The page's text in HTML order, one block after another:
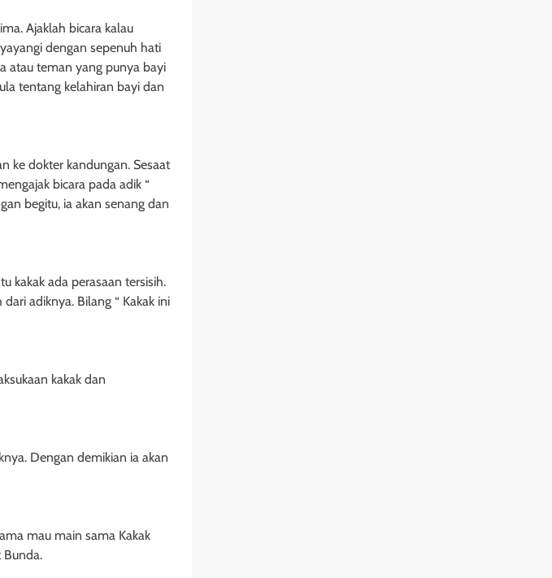
Ajaklah bicara kalau
dengan sepenuh hati
atau teman yang punya bayi
tentang kelahiran bayi dan
ke dokter kandungan. Sesaat
bicara pada adik “
begitu, ia akan senang dan
kakak ada perasaan tersisih.
adiknya. Bilang “ Kakak ini
kakak dan
Dengan demikian ia akan
mau main sama Kakak
Bunda.